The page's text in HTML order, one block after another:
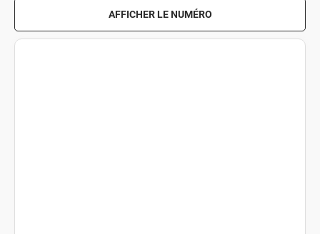
AFFICHER LE NUMÉRO